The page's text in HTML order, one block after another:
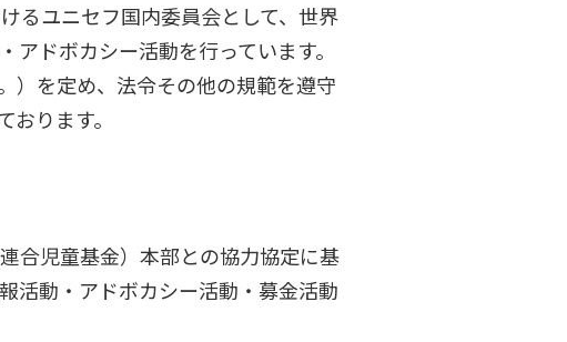
るユニセフ国内委員会として、世界
ドボカシー活動を行っています。
）を定め、法令その他の規範を遵守
ります。
合児童基金）本部との協力協定に基
活動・アドボカシー活動・募金活動